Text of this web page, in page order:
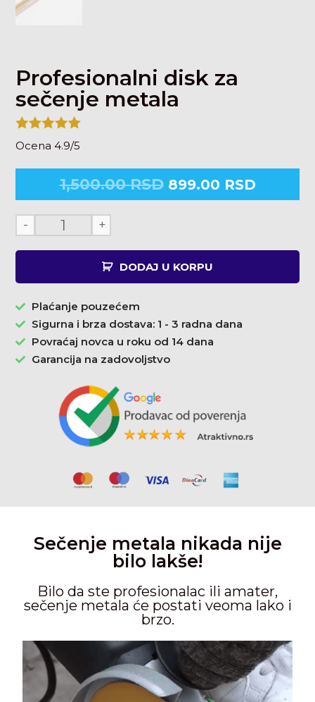
Profesionalni disk za
sečenje metala
Ocena 4.9/5
1,500.00RSD 899.00 RSD
- +
DODAJ U KORPU
Plaćanje pouzećem
Sigurna i brza dostava: 1 - 3 radna dana
Povraćaj novca u roku od 14 dana
Garancija na zadovoljstvo
Sečenje metala nikada nije
bilo lakše!
Bilo da ste profesionalac ili amater,
sečenje metala će postati veoma lako i
brzo.